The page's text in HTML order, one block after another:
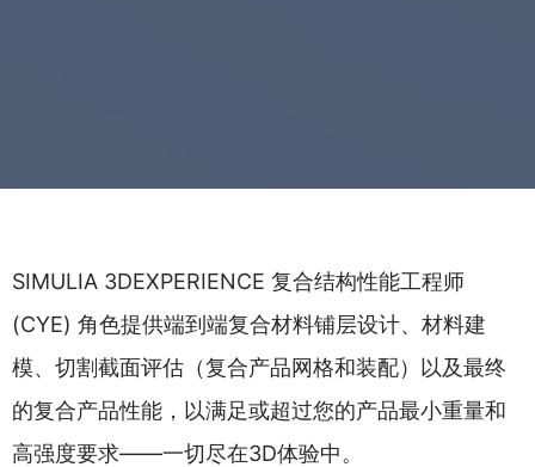
SIMULIA 3DEXPERIENCE 复合结构性能工程师
(CYE) 角色提供端到端复合材料铺层设计、材料建
模、切割截面评估（复合产品网格和装配）以及最终
的复合产品性能，以满足或超过您的产品最小重量和
高强度要求——一切尽在3D体验中。